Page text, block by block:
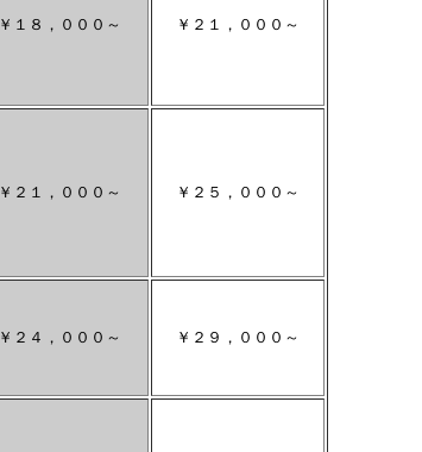
￥１８，０００～ ￥２１，０００～
￥２１，０００～ ￥２５，０００～
￥２４，０００～ ￥２９，０００～